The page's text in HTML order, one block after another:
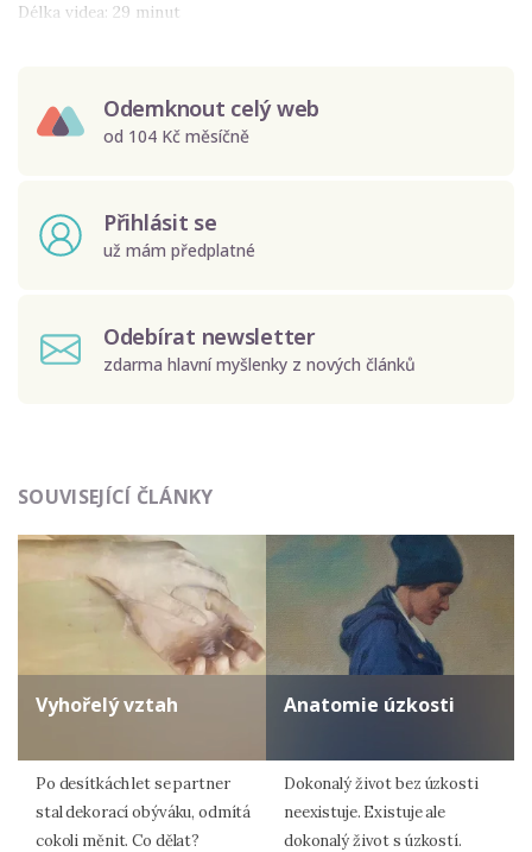
Délka videa: 29 minut
Odemknout celý web
od 104 Kč měsíčně
Přihlásit se
už mám předplatné
Odebírat newsletter
zdarma hlavní myšlenky z nových článků
údajů.
SOUVISEJÍCÍ ČLÁNKY
Vyhořelý vztah
Po desítkách let se partner
stal dekorací obýváku, odmítá
cokoli měnit. Co dělat?
Anatomie úzkosti
Dokonalý život bez úzkosti
neexistuje. Existuje ale
dokonalý život s úzkostí.